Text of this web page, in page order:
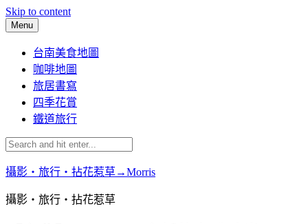
Skip to content
Menu
台南美食地圖
咖啡地圖
旅居書寫
四季花賞
鐵道旅行
攝影‧旅行‧拈花惹草→Morris
攝影‧旅行‧拈花惹草